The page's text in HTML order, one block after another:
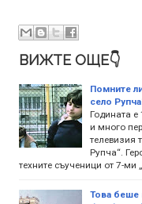
ВИЖТЕ ОЩЕ👇
Помните
село
Годината
и много
телевизия
Рупча“.
техните съученици от 7-ми
Това беше